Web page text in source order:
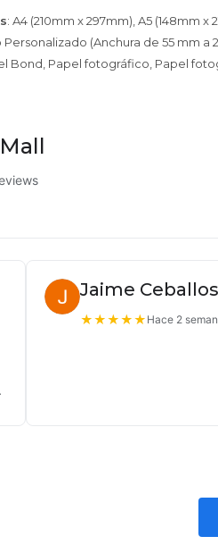
: A4 (210mm x 297mm), A5 (148mm x
Personalizado (Anchura de 55 mm
Bond, Papel fotográfico, Papel
Jaime Ceballos
★★★★★ Hace 2